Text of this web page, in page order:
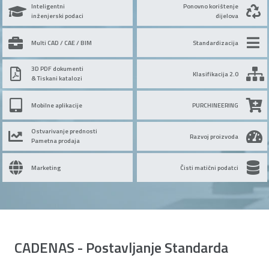
Inteligentni
inženjerski podaci
Multi CAD / CAE / BIM
3D PDF dokumenti
& Tiskani katalozi
Mobilne aplikacije
Ostvarivanje prednosti
Pametna prodaja
Marketing
Ponovno korištenje
dijelova
Standardizacija
Klasifikacija 2.0
PURCHINEERING
Razvoj proizvoda
Čisti matični podatci
CADENAS - Postavljanje Standarda